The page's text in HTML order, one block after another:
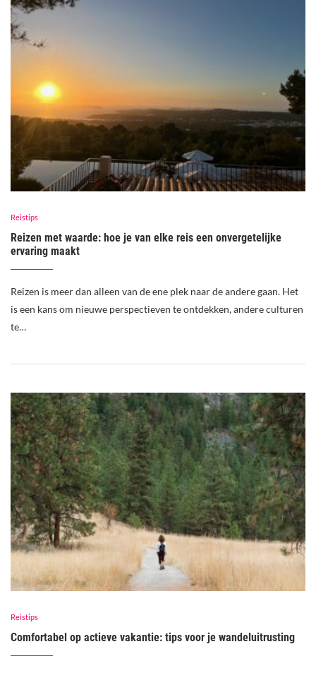
Reistips
Reizen met waarde: hoe je van elke reis een onvergetelijke
ervaring maakt
Reizen is meer dan alleen van de ene plek naar de andere gaan. Het
is een kans om nieuwe perspectieven te ontdekken, andere culturen
te…
Reistips
Comfortabel op actieve vakantie: tips voor je wandeluitrusting